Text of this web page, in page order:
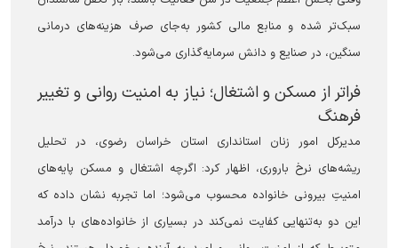
سبک‌تر شده و منابع مالی کشور به‌جای صرف هزینه‌های درمانی
سنگین، در صنایع و دانش سرمایه‌گذاری می‌شود.
فراتر از مسکن و اشتغال؛ نیاز به امنیت روانی و تغییر
فرهنگ
مدیرکل امور زنان استانداری استان خراسان رضوی، در تحلیل
ریشه‌های نرخ باروری، اظهار کرد: اگرچه اشتغال و مسکن پایه‌های
امنیتِ بیرونی خانواده محسوب می‌شود؛ اما تجربه نشان داده که
این دو به‌تنهایی کفایت نمی‌کند در بسیاری از خانواده‌های با درآمد